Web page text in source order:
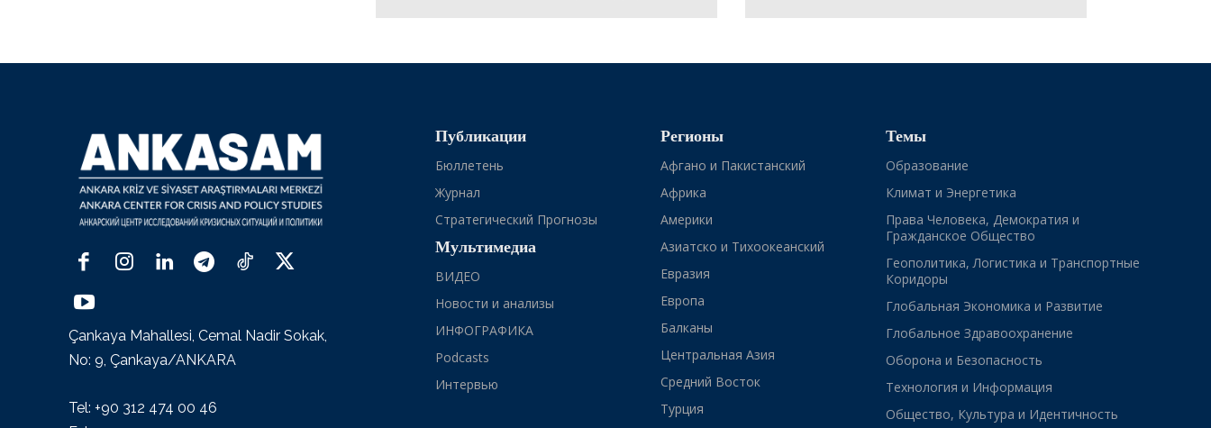
Çankaya Mahallesi, Cemal Nadir Sokak,
No: 9, Çankaya/ANKARA
Tel: +90 312 474 00 46
Публикации
Бюллетень
Журнал
Стратегический Прогнозы
Мультимедиа
ВИДЕО
Новости и анализы
ИНФОГРАФИКА
Podcasts
Интервью
Регионы
Афгано и Пакистанский
Африка
Америки
Азиатско и Тихоокеанский
Евразия
Европа
Балканы
Центральная Азия
Средний Восток
Турция
Темы
Образование
Климат и Энергетика
Права Человека, Демократия и
Гражданское Общество
Геополитика, Логистика и Транспортные
Коридоры
Глобальная Экономика и Развитие
Глобальное Здравоохранение
Оборона и Безопасность
Технология и Информация
Общество, Культура и Идентичность